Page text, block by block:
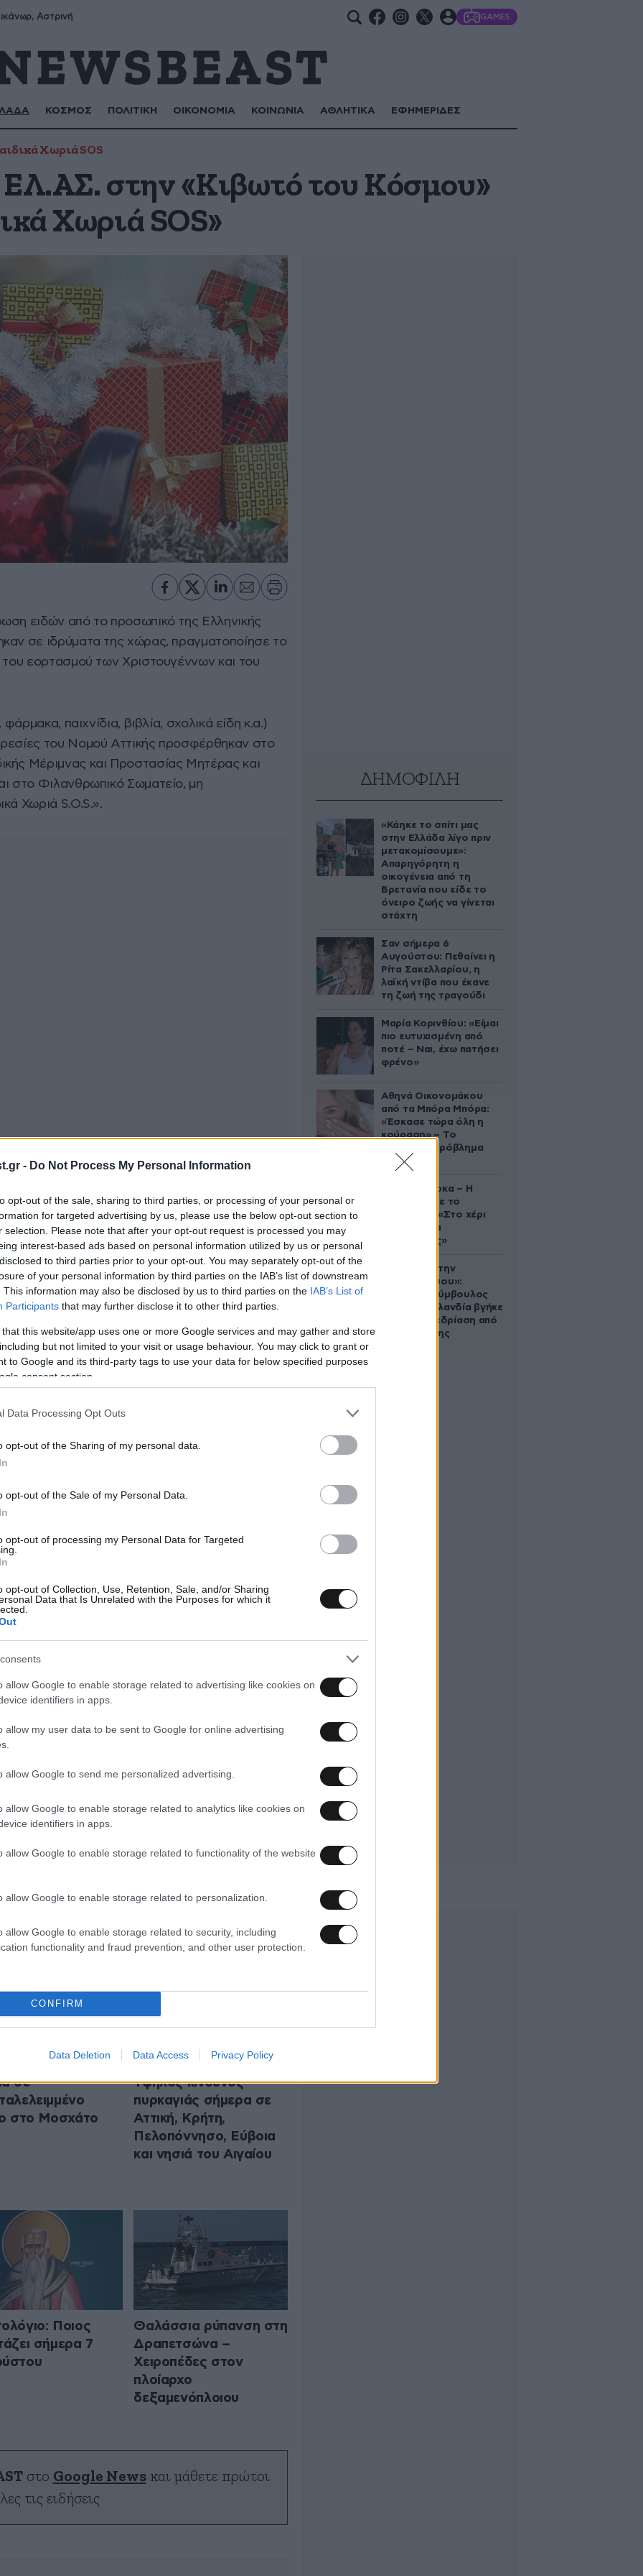
- Do Not Process My Personal Information
opt-out of the sale, sharing to third parties, or processing of your personal or
for targeted advertising by us, please use the below opt-out section to
selection. Please note that after your opt-out request is processed you may
interest-based ads based on personal information utilized by us or personal
to third parties prior to your opt-out. You may separately opt-out of the
of your personal information by third parties on the IAB’s list of downstream
This information may also be disclosed by us to third parties on the IAB’s List of
Participants that may further disclose it to other third parties.
that this website/app uses one or more Google services and may gather and store
but not limited to your visit or usage behaviour. You may click to grant or
to Google and its third-party tags to use your data for below specified purposes
consent section.
Data Processing Opt Outs
opt-out of the Sharing of my personal data.
opt-out of the Sale of my Personal Data.
opt-out of processing my Personal Data for Targeted
opt-out of Collection, Use, Retention, Sale, and/or Sharing
Data that Is Unrelated with the Purposes for which it
allow Google to enable storage related to advertising like cookies on
identifiers in apps.
allow my user data to be sent to Google for online advertising
allow Google to send me personalized advertising.
allow Google to enable storage related to analytics like cookies on
identifiers in apps.
allow Google to enable storage related to functionality of the website
allow Google to enable storage related to personalization.
allow Google to enable storage related to security, including
functionality and fraud prevention, and other user protection.
CONFIRM
Data Deletion Data Access Privacy Policy
Αστρινή GAMES
ΚΟΣΜΟΣ ΠΟΛΙΤΙΚΗ ΟΙΚΟΝΟΜΙΑ ΚΟΙΝΩΝΙΑ ΑΘΛΗΤΙΚΑ ΕΦΗΜΕΡΙΔΕΣ
Χωριά SOS
στην «Κιβωτό του Κόσμου»
Χωριά SOS»
ειδών από το προσωπικό της Ελληνικής
σε ιδρύματα της χώρας, πραγματοποίησε το
εορτασμού των Χριστουγέννων και του
παιχνίδια, βιβλία, σχολικά είδη κ.α.)
του Νομού Αττικής προσφέρθηκαν στο
Μέριμνας και Προστασίας Μητέρας και
στο Φιλανθρωπικό Σωματείο, μη
Χωριά S.O.S.».
που συγκεντρώθηκαν έγινε στις 23
Τάξης και Προστασίας του Πολίτη,
Ελληνικής Αστυνομίας, Αντιστράτηγο
συνόδευσε ο Γενικός Επιθεωρητής Αστυνομίας
Γεωργόπουλος.
ΔΗΜΟΦΙΛΗ
«Κάηκε το σπίτι μας
στην Ελλάδα λίγο πριν
μετακομίσουμε»:
Απαρηγόρητη η
οικογένεια από τη
Βρετανία που είδε το
όνειρο ζωής να γίνεται
στάχτη
Σαν σήμερα 6
Αυγούστου: Πεθαίνει η
Ρίτα Σακελλαρίου, η
λαϊκή ντίβα που έκανε
τη ζωή της τραγούδι
Μαρία Κορινθίου: «Είμαι
πιο ευτυχισμένη από
ποτέ – Ναι, έχω πατήσει
φρένο»
Αθηνά Οικονομάκου
από τα Μπόρα Μπόρα:
«Έσκασε τώρα όλη η
κούραση» – Το
απρόοπτο πρόβλημα
υγείας
Δανάη Μπάρκα – Η
ανάρτηση με το
σάντουιτς: «Στο χέρι
σου είναι να
αδυνατίσεις»
«Βλέπουμε την
μπουγάδα σου»:
Δημοτική σύμβουλος
στη Νέα Ζηλανδία βγήκε
live σε συνεδρίαση από
το μπάνιο της
ΕΛΛΑΔΑ
σε
στο Μοσχάτο
Υψηλός κίνδυνος
πυρκαγιάς σήμερα σε
Αττική, Κρήτη,
Πελοπόννησο, Εύβοια
και νησιά του Αιγαίου
Ποιος
σήμερα 7
Θαλάσσια ρύπανση στη
Δραπετσώνα –
Χειροπέδες στον
πλοίαρχο
δεξαμενόπλοιου
στο Google Newsκαι μάθετε πρώτοι
τις ειδήσεις